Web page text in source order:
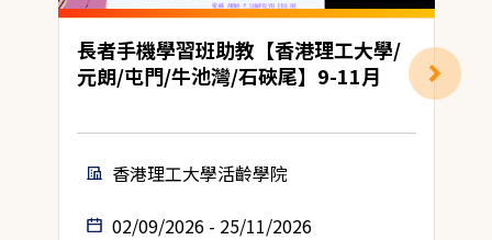
長者手機學習班助教【香港理工大學/
元朗/屯門/牛池灣/石硤尾】9-11月
香港理工大學活齡學院
02/09/2026 - 25/11/2026